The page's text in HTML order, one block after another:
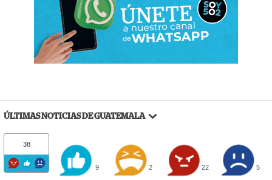
ÚLTIMAS NOTICIAS DE GUATEMALA
38
9 2 22 5